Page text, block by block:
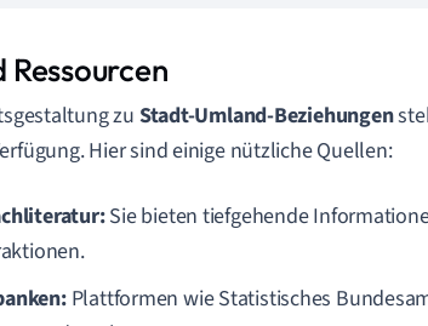
Ressourcen
zuStadt-Umland-Beziehungen
Hier sind einige nützliche Quellen:
Sie bieten tiefgehende
Plattformen wie Statistisches